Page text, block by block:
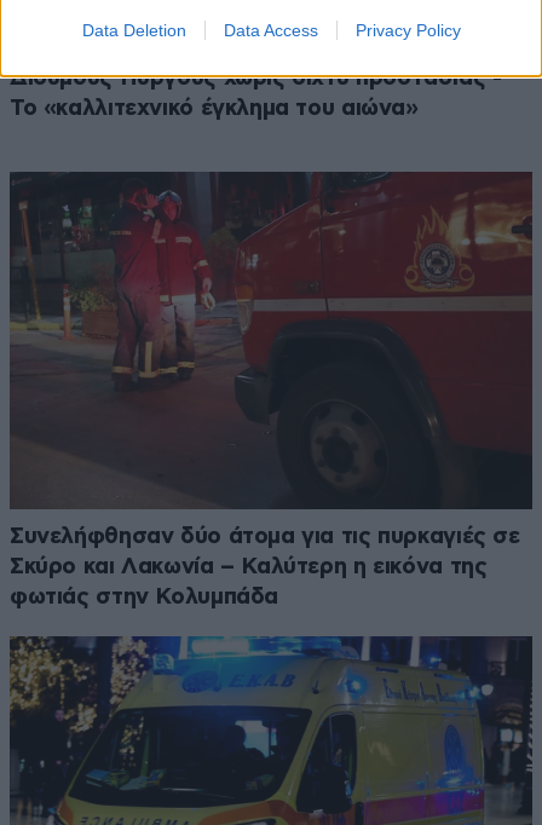
Data Deletion Data Access Privacy Policy
Ο άνθρωπος που περπάτησε ανάμεσα στους
Δίδυμους Πύργους χωρίς δίχτυ προστασίας -
Το «καλλιτεχνικό έγκλημα του αιώνα»
Συνελήφθησαν δύο άτομα για τις πυρκαγιές σε
Σκύρο και Λακωνία – Καλύτερη η εικόνα της
φωτιάς στην Κολυμπάδα